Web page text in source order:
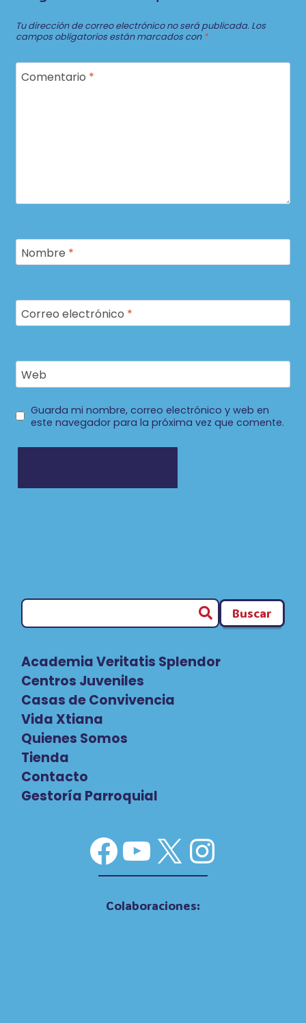
Tu dirección de correo electrónico no será publicada. Los
campos obligatorios están marcados con *
Comentario *
Nombre *
Correo electrónico *
Web
Guarda mi nombre, correo electrónico y web en
este navegador para la próxima vez que comente.
Buscar
Academia Veritatis Splendor
Centros Juveniles
Casas de Convivencia
Vida Xtiana
Quienes Somos
Tienda
Contacto
Gestoría Parroquial
Facebook
YouTube
X
Colaboraciones: